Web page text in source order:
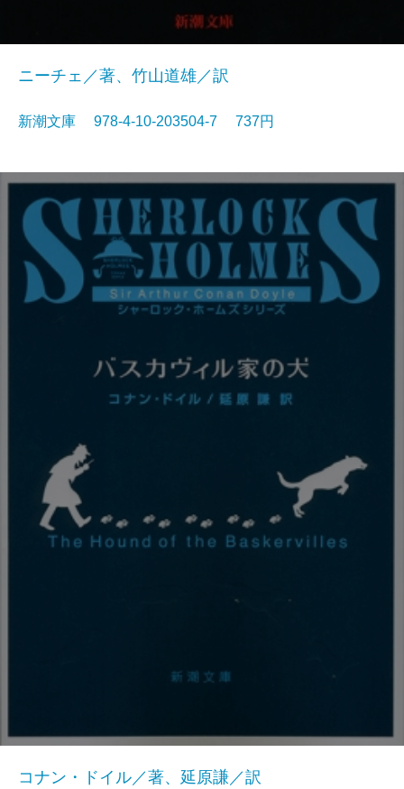
ニーチェ／著、竹山道雄／訳
新潮文庫 978-4-10-203504-7 737円
コナン・ドイル／著、延原謙／訳